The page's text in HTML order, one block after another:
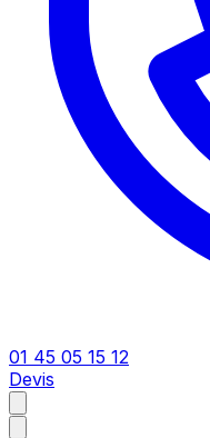
01 45 05 15 12
Devis